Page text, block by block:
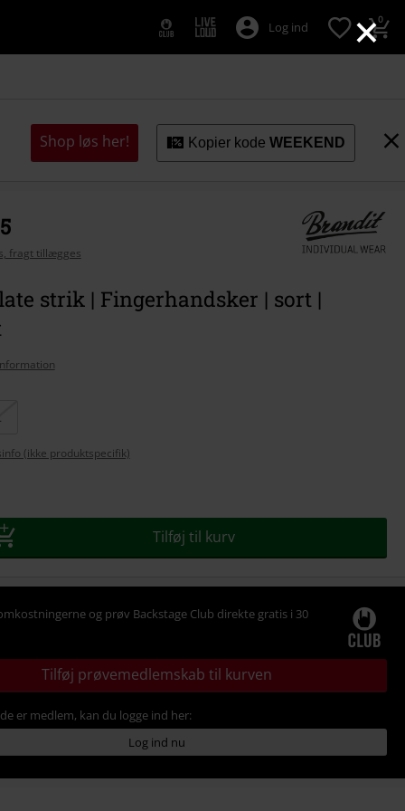
×
Log ind 0
Shop løs her! Kopier kode WEEKEND
fragt tillægges
strik | Fingerhandsker | sort |
(ikke produktspecifik)
Tilføj til kurv
og prøv Backstage Club direkte gratis i 30
Tilføj prøvemedlemskab til kurven
er medlem, kan du logge ind her:
Log ind nu